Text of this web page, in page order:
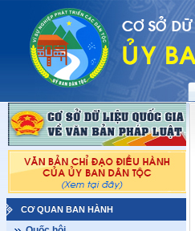
CƠ QUAN BAN HÀNH